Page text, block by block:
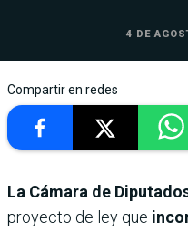
4 DE
Compartir en redes
La Cámara de
proyecto de ley que